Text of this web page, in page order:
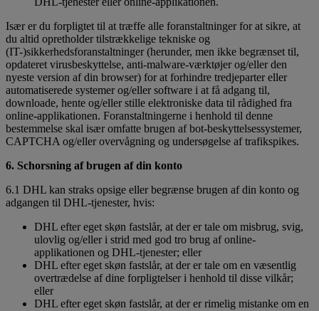
Især er du forpligtet til at træffe alle foranstaltninger for at sikre, at
du altid opretholder tilstrækkelige tekniske og
(IT-)sikkerhedsforanstaltninger (herunder, men ikke begrænset til,
opdateret virusbeskyttelse, anti-malware-værktøjer og/eller den
nyeste version af din browser) for at forhindre tredjeparter eller
automatiserede systemer og/eller software i at få adgang til,
downloade, hente og/eller stille elektroniske data til rådighed fra
online-applikationen. Foranstaltningerne i henhold til denne
bestemmelse skal især omfatte brugen af bot-beskyttelsessystemer,
CAPTCHA og/eller overvågning og undersøgelse af trafikspikes.
6. Schorsning af brugen af din konto
6.1 DHL kan straks opsige eller begrænse brugen af din konto og
adgangen til DHL-tjenester, hvis:
DHL efter eget skøn fastslår, at der er tale om misbrug, svig,
ulovlig og/eller i strid med god tro brug af online-
applikationen og DHL-tjenester; eller
DHL efter eget skøn fastslår, at der er tale om en væsentlig
overtrædelse af dine forpligtelser i henhold til disse vilkår;
eller
DHL efter eget skøn fastslår, at der er rimelig mistanke om en